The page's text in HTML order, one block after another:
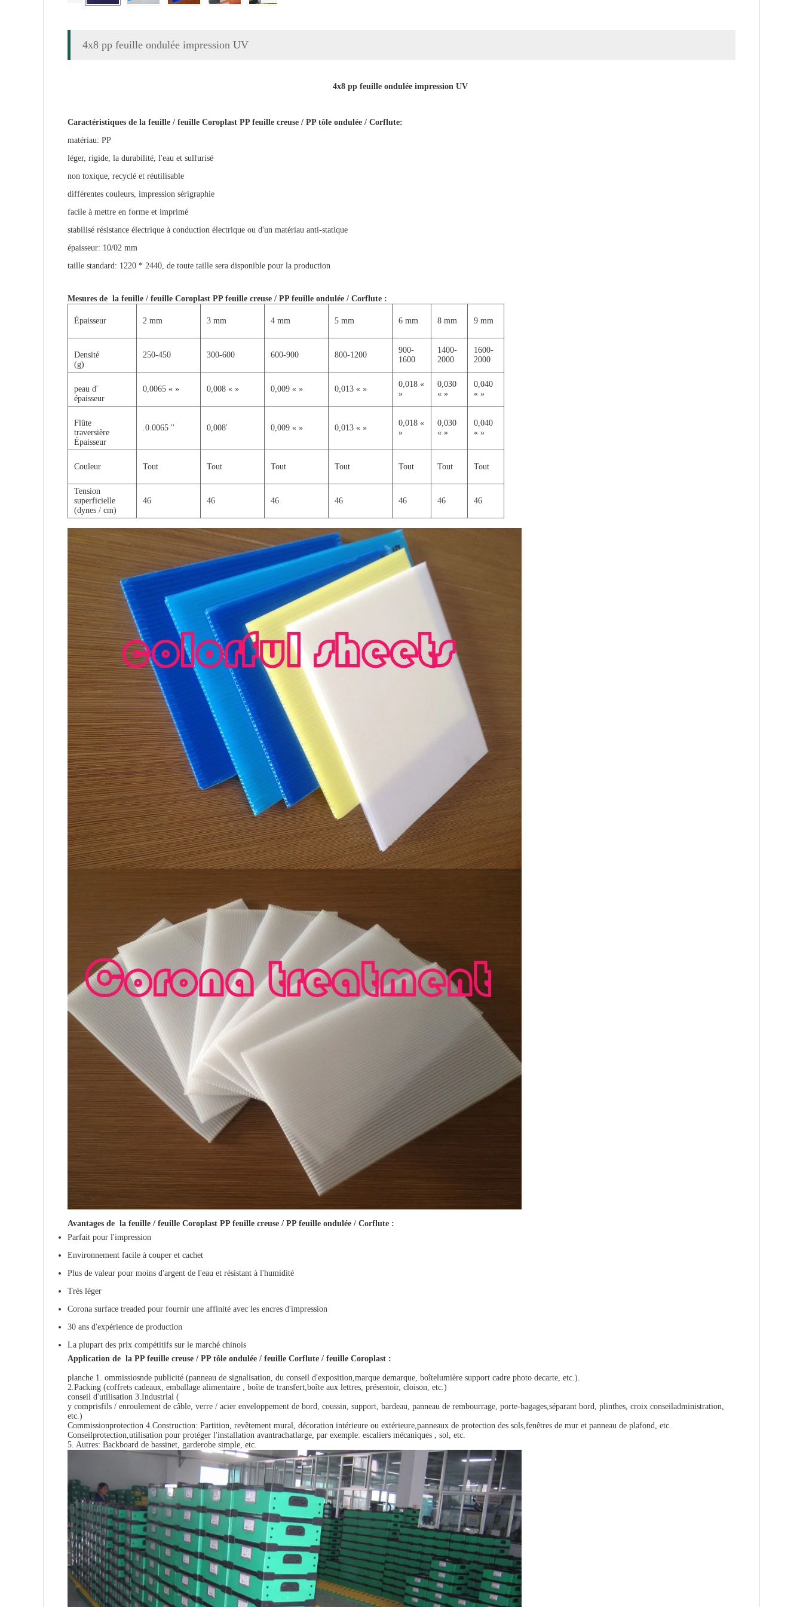
4x8 pp feuille ondulée impression UV
4x8 pp feuille ondulée impression UV
Caractéristiques de la feuille / feuille Coroplast PP feuille creuse / PP tôle ondulée / Corflute:
matériau: PP
léger, rigide, la durabilité, l'eau et sulfurisé
non toxique, recyclé et réutilisable
différentes couleurs, impression sérigraphie
facile à mettre en forme et imprimé
stabilisé résistance électrique à conduction électrique ou d'un matériau anti-statique
épaisseur: 10/02 mm
taille standard: 1220 * 2440, de toute taille sera disponible pour la production
Mesures de la feuille / feuille Coroplast PP feuille creuse / PP feuille ondulée / Corflute :
Épaisseur 2 mm 3 mm 4 mm 5 mm 6 mm 8 mm 9 mm
Densité
(g)
250-450 300-600 600-900 800-1200
900-
1600
1400-
2000
1600-
2000
peau d'
épaisseur
0,0065 « » 0,008 « » 0,009 « » 0,013 « »
0,018 «
»
0,030
« »
0,040
« »
Flûte
traversière
Épaisseur
.0.0065 '' 0,008' 0,009 « » 0,013 « »
0,018 «
»
0,030
« »
0,040
« »
Couleur Tout Tout Tout Tout Tout Tout Tout
Tension
superficielle
(dynes / cm)
46 46 46 46 46 46 46
Avantages de la feuille / feuille Coroplast PP feuille creuse / PP feuille ondulée / Corflute :
Parfait pour l'impression
Environnement facile à couper et cachet
Plus de valeur pour moins d'argent de l'eau et résistant à l'humidité
Très léger
Corona surface treaded pour fournir une affinité avec les encres d'impression
30 ans d'expérience de production
La plupart des prix compétitifs sur le marché chinois
Application de la PP feuille creuse / PP tôle ondulée / feuille Corflute / feuille Coroplast :
planche 1. ommissiosnde publicité (panneau de signalisation, du conseil d'exposition,marque demarque, boîtelumière support cadre photo decarte, etc.).
2.Packing (coffrets cadeaux, emballage alimentaire , boîte de transfert,boîte aux lettres, présentoir, cloison, etc.)
conseil d'utilisation 3.Industrial (
y comprisfils / enroulement de câble, verre / acier enveloppement de bord, coussin, support, bardeau, panneau de rembourrage, porte-bagages,séparant bord, plinthes, croix conseiladministration,
etc.)
Commissionprotection 4.Construction: Partition, revêtement mural, décoration intérieure ou extérieure,panneaux de protection des sols,fenêtres de mur et panneau de plafond, etc.
Conseilprotection,utilisation pour protéger l'installation avantrachatlarge, par exemple: escaliers mécaniques , sol, etc.
5. Autres: Backboard de bassinet, garderobe simple, etc.